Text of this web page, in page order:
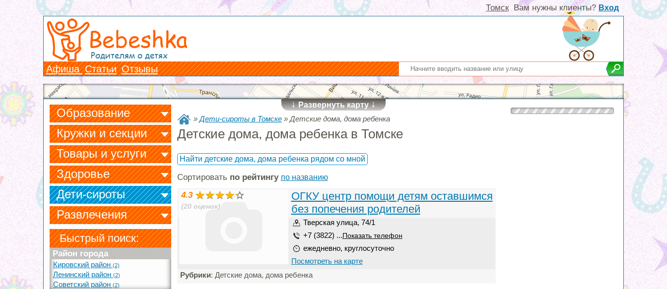
Вам нужны клиенты? Вход
Томск
Bebeshka
Родителям о детях
Афиша Статьи Отзывы
↓Развернуть карту↓
Образование
Кружки и секции
Товары и услуги
Здоровье
Дети-сироты
Развлечения
Быстрый поиск:
Район города
Кировский район (2)
Ленинский район (2)
Советский район (2)
»Дети-сироты в Томске» Детские дома, дома ребенка
Детские дома, дома ребенка в Томске
Найти детские дома, дома ребенка рядом со мной
Сортировать по рейтингу по названию
4.3
(20 оценок)
ОГКУ центр помощи детям оставшимся
без попечения родителей
Тверская улица, 74/1
+7 (3822) ... Показать телефон
ежедневно, круглосуточно
Посмотреть на карте
Рубрики: Детские дома, дома ребенка